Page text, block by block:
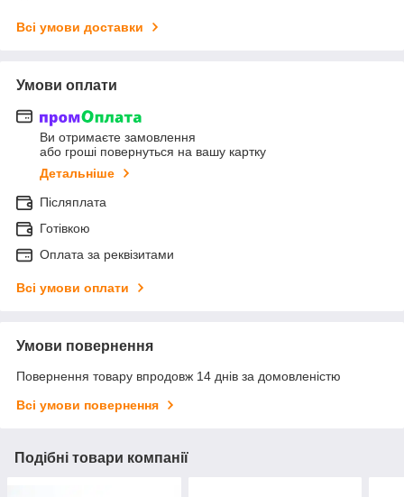
Всі умови доставки
Умови оплати
Ви отримаєте замовлення
або гроші повернуться на вашу картку
Детальніше
Післяплата
Готівкою
Оплата за реквізитами
Всі умови оплати
Умови повернення
Повернення товару впродовж 14 днів за домовленістю
Всі умови повернення
Подібні товари компанії